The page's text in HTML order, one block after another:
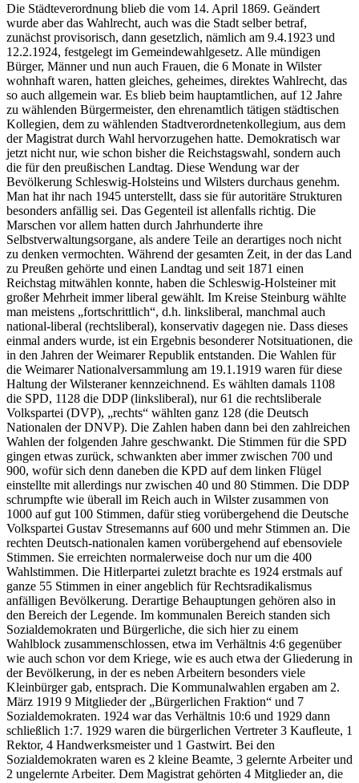
Die Städteverordnung blieb die vom 14. April 1869. Geändert
wurde aber das Wahlrecht, auch was die Stadt selber betraf,
zunächst provisorisch, dann gesetzlich, nämlich am 9.4.1923 und
12.2.1924, festgelegt im Gemeindewahlgesetz. Alle mündigen
Bürger, Männer und nun auch Frauen, die 6 Monate in Wilster
wohnhaft waren, hatten gleiches, geheimes, direktes Wahlrecht, das
so auch allgemein war. Es blieb beim hauptamtlichen, auf 12 Jahre
zu wählenden Bürgermeister, den ehrenamtlich tätigen städtischen
Kollegien, dem zu wählenden Stadtverordnetenkollegium, aus dem
der Magistrat durch Wahl hervorzugehen hatte. Demokratisch war
jetzt nicht nur, wie schon bisher die Reichstagswahl, sondern auch
die für den preußischen Landtag. Diese Wendung war der
Bevölkerung Schleswig-Holsteins und Wilsters durchaus genehm.
Man hat ihr nach 1945 unterstellt, dass sie für autoritäre Strukturen
besonders anfällig sei. Das Gegenteil ist allenfalls richtig. Die
Marschen vor allem hatten durch Jahrhunderte ihre
Selbstverwaltungsorgane, als andere Teile an derartiges noch nicht
zu denken vermochten. Während der gesamten Zeit, in der das Land
zu Preußen gehörte und einen Landtag und seit 1871 einen
Reichstag mitwählen konnte, haben die Schleswig-Holsteiner mit
großer Mehrheit immer liberal gewählt. Im Kreise Steinburg wählte
man meistens „fortschrittlich“, d.h. linksliberal, manchmal auch
national-liberal (rechtsliberal), konservativ dagegen nie. Dass dieses
einmal anders wurde, ist ein Ergebnis besonderer Notsituationen, die
in den Jahren der Weimarer Republik entstanden. Die Wahlen für
die Weimarer Nationalversammlung am 19.1.1919 waren für diese
Haltung der Wilsteraner kennzeichnend. Es wählten damals 1108
die SPD, 1128 die DDP (linksliberal), nur 61 die rechtsliberale
Volkspartei (DVP), „rechts“ wählten ganz 128 (die Deutsch
Nationalen der DNVP). Die Zahlen haben dann bei den zahlreichen
Wahlen der folgenden Jahre geschwankt. Die Stimmen für die SPD
gingen etwas zurück, schwankten aber immer zwischen 700 und
900, wofür sich denn daneben die KPD auf dem linken Flügel
einstellte mit allerdings nur zwischen 40 und 80 Stimmen. Die DDP
schrumpfte wie überall im Reich auch in Wilster zusammen von
1000 auf gut 100 Stimmen, dafür stieg vorübergehend die Deutsche
Volkspartei Gustav Stresemanns auf 600 und mehr Stimmen an. Die
rechten Deutsch-nationalen kamen vorübergehend auf ebensoviele
Stimmen. Sie erreichten normalerweise doch nur um die 400
Wahlstimmen. Die Hitlerpartei zuletzt brachte es 1924 erstmals auf
ganze 55 Stimmen in einer angeblich für Rechtsradikalismus
anfälligen Bevölkerung. Derartige Behauptungen gehören also in
den Bereich der Legende. Im kommunalen Bereich standen sich
Sozialdemokraten und Bürgerliche, die sich hier zu einem
Wahlblock zusammenschlossen, etwa im Verhältnis 4:6 gegenüber
wie auch schon vor dem Kriege, wie es auch etwa der Gliederung in
der Bevölkerung, in der es neben Arbeitern besonders viele
Kleinbürger gab, entsprach. Die Kommunalwahlen ergaben am 2.
März 1919 9 Mitglieder der „Bürgerlichen Fraktion“ und 7
Sozialdemokraten. 1924 war das Verhältnis 10:6 und 1929 dann
schließlich 1:7. 1929 waren die bürgerlichen Vertreter 3 Kaufleute, 1
Rektor, 4 Handwerksmeister und 1 Gastwirt. Bei den
Sozialdemokraten waren es 2 kleine Beamte, 3 gelernte Arbeiter und
2 ungelernte Arbeiter. Dem Magistrat gehörten 4 Mitglieder an, die